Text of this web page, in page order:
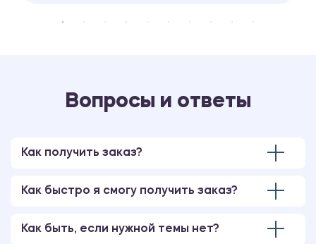
Вопросы и ответы
Как получить заказ?
Как быстро я смогу получить заказ?
Как быть, если нужной темы нет?